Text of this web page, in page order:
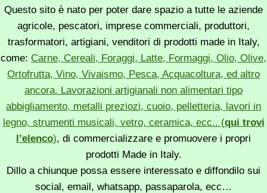
Questo sito è nato per poter dare spazio a tutte le aziende
agricole, pescatori, imprese commerciali, produttori,
trasformatori, artigiani, venditori di prodotti made in Italy,
come: Carne, Cereali, Foraggi, Latte, Formaggi, Olio, Olive,
Ortofrutta, Vino, Vivaismo, Pesca, Acquacoltura, ed altro
ancora. Lavorazioni artigianali non alimentari tipo
abbigliamento, metalli preziozi, cuoio, pelletteria, lavori in
legno, strumenti musicali, vetro, ceramica, ecc.. (qui trovi
l’elenco), di commercializzare e promuovere i propri
prodotti Made in Italy.
Dillo a chiunque possa essere interessato e diffondilo sui
social, email, whatsapp, passaparola, ecc…